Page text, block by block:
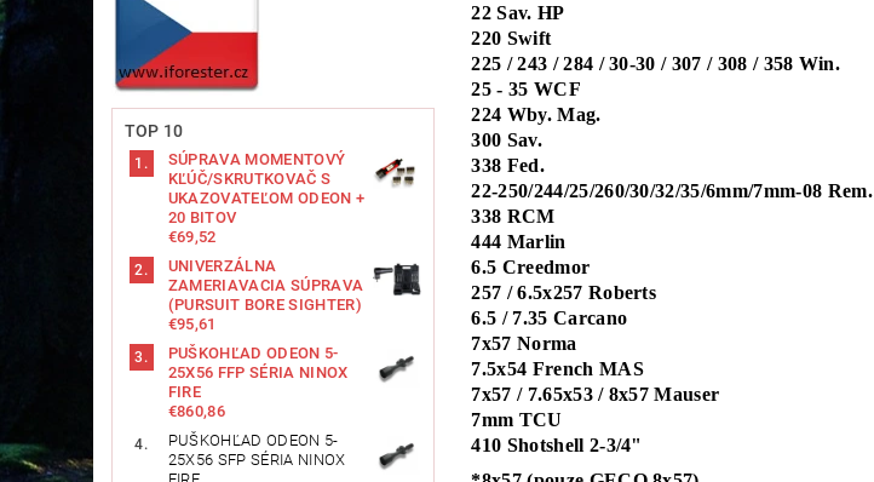
TOP 10
SÚPRAVA MOMENTOVÝ
KĽÚČ/SKRUTKOVAČ S
UKAZOVATEĽOM ODEON +
20 BITOV
€69,52
UNIVERZÁLNA
ZAMERIAVACIA SÚPRAVA
(PURSUIT BORE SIGHTER)
€95,61
PUŠKOHĽAD ODEON 5-
25X56 FFP SÉRIA NINOX
FIRE
€860,86
PUŠKOHĽAD ODEON 5-
25X56 SFP SÉRIA NINOX
22 Sav. HP
220 Swift
225 / 243 / 284 / 30-30 / 307 / 308 / 358 Win.
25 - 35 WCF
224 Wby. Mag.
300 Sav.
338 Fed.
22-250/244/25/260/30/32/35/6mm/7mm-08 Rem.
338 RCM
444 Marlin
6.5 Creedmor
257 / 6.5x257 Roberts
6.5 / 7.35 Carcano
7x57 Norma
7.5x54 French MAS
7x57 / 7.65x53 / 8x57 Mauser
7mm TCU
410 Shotshell 2-3/4"